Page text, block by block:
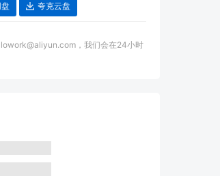
夸克云盘
，我们会在24小时